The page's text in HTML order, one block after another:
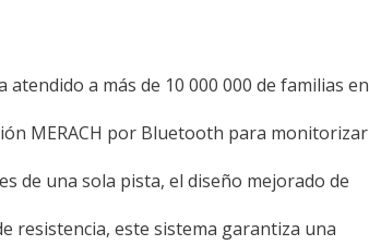
atendido a más de 10 000 000 de familias en
MERACH por Bluetooth para monitorizar
de una sola pista, el diseño mejorado de
resistencia, este sistema garantiza una